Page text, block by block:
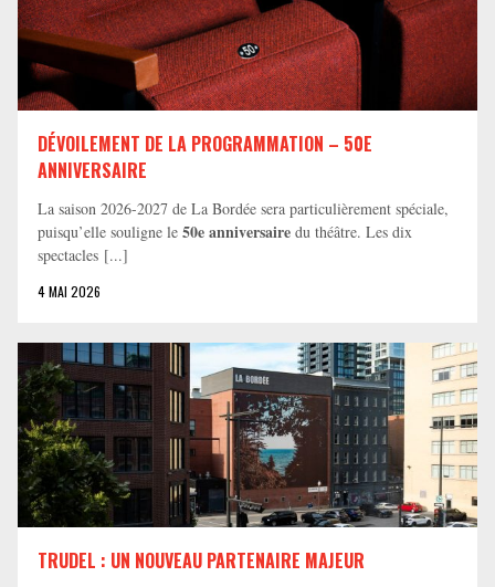
DÉVOILEMENT DE LA PROGRAMMATION – 50E
ANNIVERSAIRE
La saison 2026-2027 de La Bordée sera particulièrement spéciale,
puisqu’elle souligne le 50e anniversaire du théâtre. Les dix
spectacles [...]
4 MAI 2026
TRUDEL : UN NOUVEAU PARTENAIRE MAJEUR